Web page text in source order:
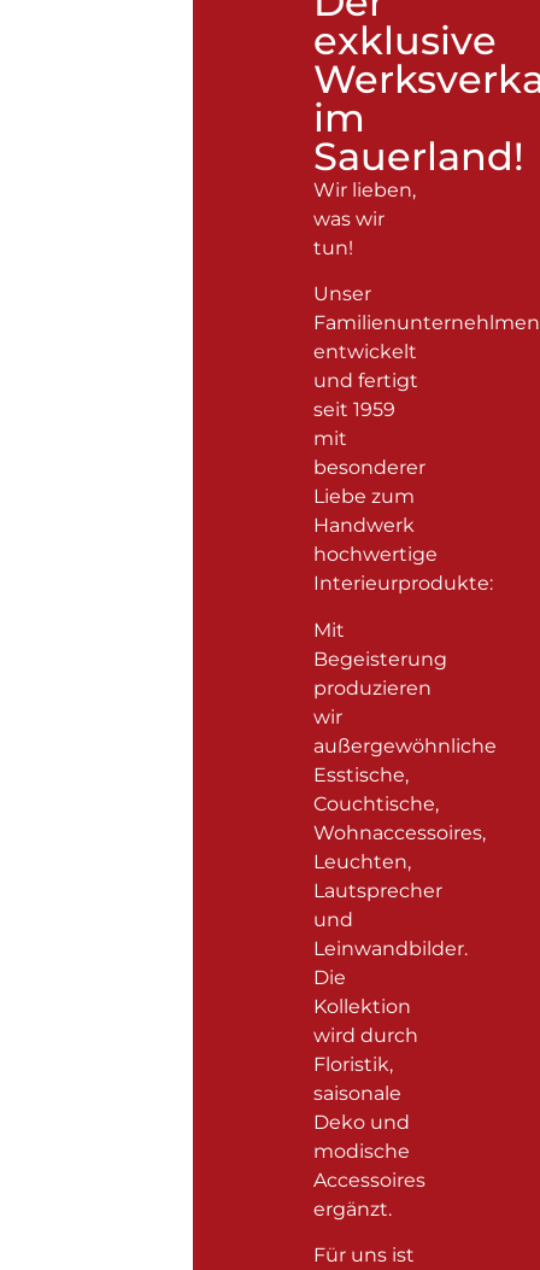
exklusive
im
Sauerland!
Wir lieben,
was wir
tun!
Unser
Familienunternehlmen
entwickelt
und fertigt
seit 1959
mit
besonderer
Liebe zum
Handwerk
hochwertige
Interieurprodukte:
Mit
Begeisterung
produzieren
wir
außergewöhnliche
Esstische,
Couchtische,
Wohnaccessoires,
Leuchten,
Lautsprecher
und
Leinwandbilder.
Die
Kollektion
wird durch
Floristik,
saisonale
Deko und
modische
Accessoires
ergänzt.
Für uns ist